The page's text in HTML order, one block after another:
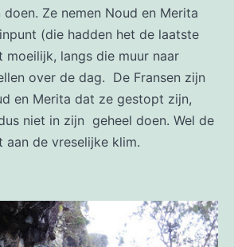
Ze nemen Noud en Merita
(die hadden het de laatste
moeilijk, langs die muur naar
over de dag. De Fransen zijn
en Merita dat ze gestopt zijn,
niet in zijn geheel doen. Wel de
de vreselijke klim.